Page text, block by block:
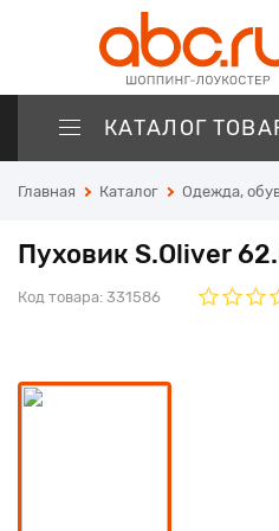
КАТАЛОГ
Главная Каталог Одежда,
Пуховик S.Oliver
Код товара: 331586